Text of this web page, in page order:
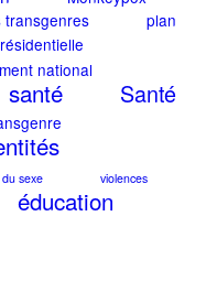
transgenres
plan
national
santé
Santé
sexe
violences
éducation